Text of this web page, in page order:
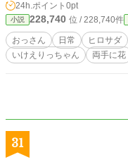
24h.ポイント 0pt
小説 228,740 位 / 228,740件
おっさん 日常 ヒロサダ
いけえりっちゃん
両手に花
31